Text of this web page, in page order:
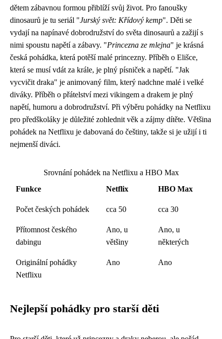
dětem zábavnou formou přiblíží svůj život. Pro fanoušky
dinosaurů je tu seriál "Jurský svět: Křídový kemp". Děti se
vydají na napínavé dobrodružství do světa dinosaurů a zažijí s
nimi spoustu napětí a zábavy. "Princezna ze mlejna" je krásná
česká pohádka, která potěší malé princezny. Příběh o Elišce,
která se musí vdát za krále, je plný písniček a napětí. "Jak
vycvičit draka" je animovaný film, který nadchne malé i velké
diváky. Příběh o přátelství mezi vikingem a drakem je plný
napětí, humoru a dobrodružství. Při výběru pohádky na Netflixu
pro předškoláky je důležité zohlednit věk a zájmy dítěte. Většina
pohádek na Netflixu je dabovaná do češtiny, takže si je užijí i ti
nejmenší diváci.
Srovnání pohádek na Netflixu a HBO Max
Funkce
Netflix HBO Max
Počet českých pohádek cca 50 cca 30
Přítomnost českého
dabingu
Ano, u
většiny
Ano, u
některých
Originální pohádky
Netflixu
Ano Ano
Nejlepší pohádky pro starší děti